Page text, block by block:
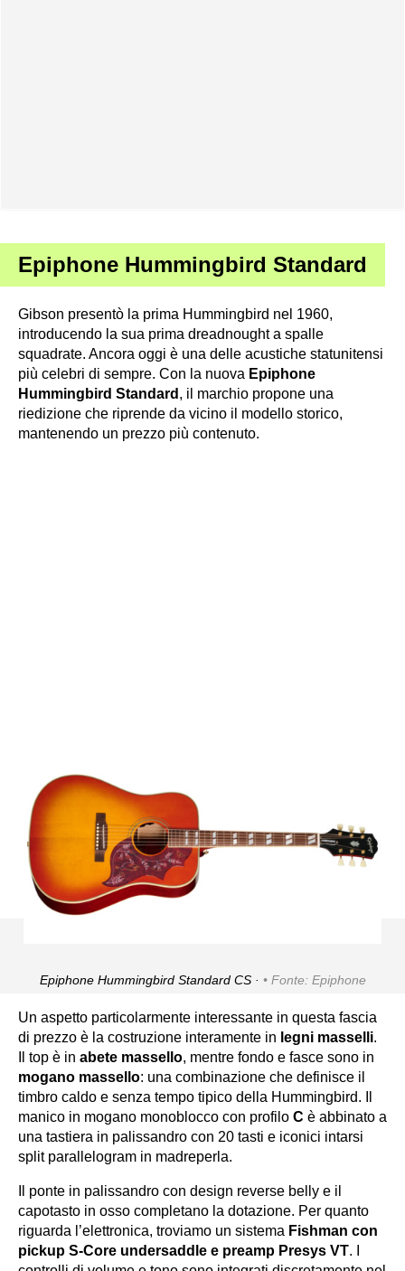
Epiphone Hummingbird Standard
Gibson presentò la prima Hummingbird nel 1960,
introducendo la sua prima dreadnought a spalle
squadrate. Ancora oggi è una delle acustiche statunitensi
più celebri di sempre. Con la nuova Epiphone
Hummingbird Standard , il marchio propone una
riedizione che riprende da vicino il modello storico,
mantenendo un prezzo più contenuto.
Epiphone Hummingbird Standard CS · Fonte: Epiphone
Un aspetto particolarmente interessante in questa fascia
di prezzo è la costruzione interamente in legni masselli.
Il top è in abete massello, mentre fondo e fasce sono in
mogano massello: una combinazione che definisce il
timbro caldo e senza tempo tipico della Hummingbird. Il
manico in mogano monoblocco con profilo C è abbinato a
una tastiera in palissandro con 20 tasti e iconici intarsi
split parallelogram in madreperla.
Il ponte in palissandro con design reverse belly e il
capotasto in osso completano la dotazione. Per quanto
riguarda l’elettronica, troviamo un sistema Fishman con
pickup S-Core undersaddle e preamp Presys VT. I